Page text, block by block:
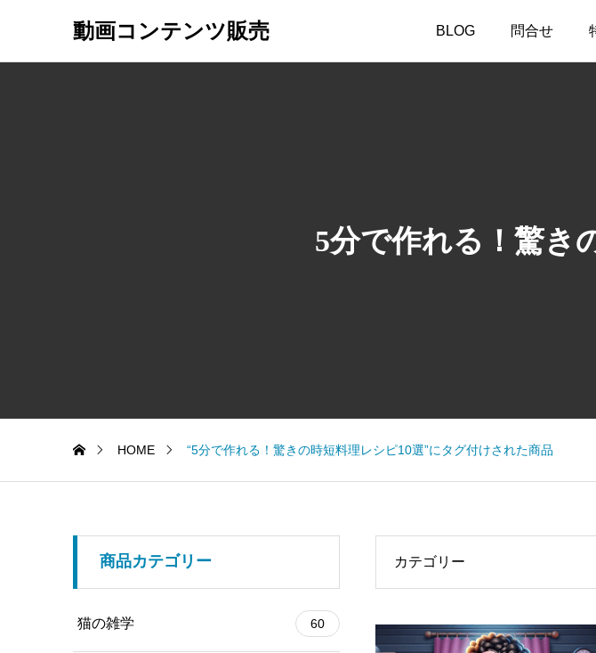
動画コンテンツ販売 BLOG 問合せ
5分で作れる！驚き
HOME “5分で作れる！驚きの時短料理レシピ10選”にタグ付けされた商品
カテゴリー
商品カテゴリー
猫の雑学 60